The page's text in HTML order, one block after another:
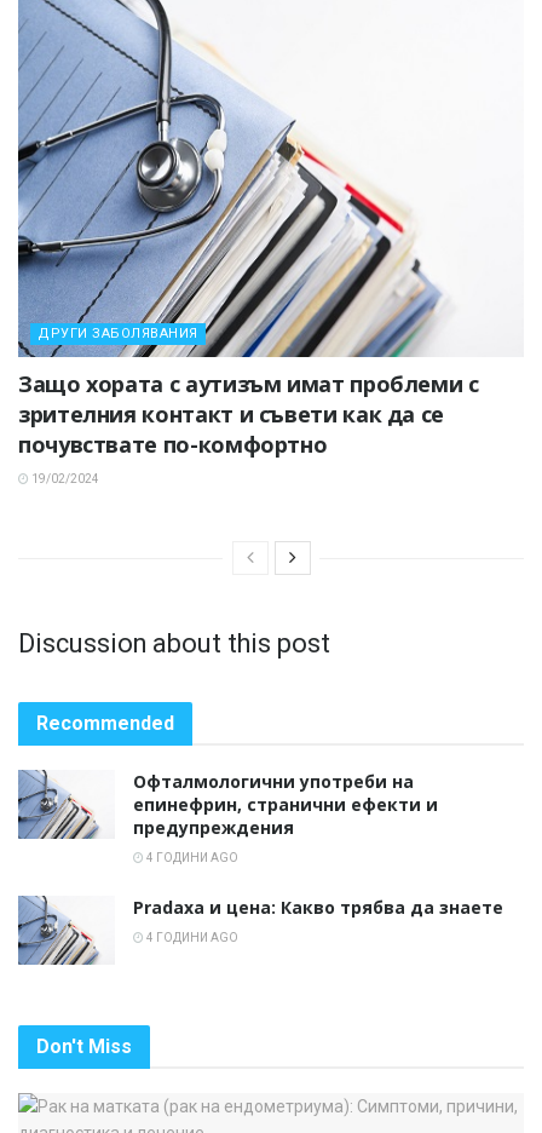
ДРУГИ ЗАБОЛЯВАНИЯ
Защо хората с аутизъм имат проблеми с
зрителния контакт и съвети как да се
почувствате по-комфортно
19/02/2024
Discussion about this post
Recommended
Офталмологични употреби на
епинефрин, странични ефекти и
предупреждения
4 ГОДИНИ AGO
Pradaxa и цена: Какво трябва да знаете
4 ГОДИНИ AGO
Don't Miss